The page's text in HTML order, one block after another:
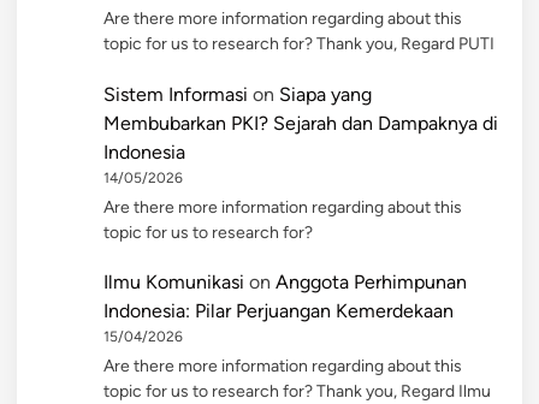
Are there more information regarding about this
topic for us to research for? Thank you, Regard PUTI
Sistem Informasi on Siapa yang
Membubarkan PKI? Sejarah dan Dampaknya di
Indonesia
14/05/2026
Are there more information regarding about this
topic for us to research for?
Ilmu Komunikasi on Anggota Perhimpunan
Indonesia: Pilar Perjuangan Kemerdekaan
15/04/2026
Are there more information regarding about this
topic for us to research for? Thank you, Regard Ilmu